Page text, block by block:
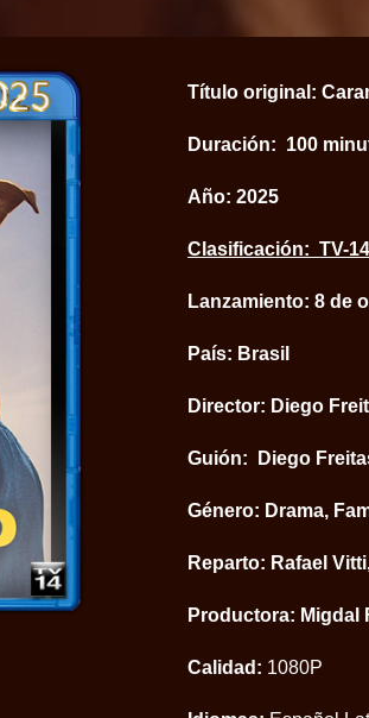
Título original:
Duración: 100
Año: 2025
Clasificación:TV-14
Lanzamiento: 8 de
País: Brasil
Director: Diego
Guión: Diego
Género: Drama,
Reparto: Rafael
Productora: Migdal
Calidad: 1080P